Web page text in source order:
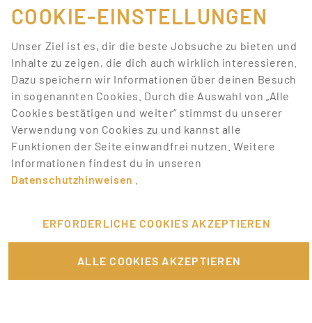
Jobs, die deinen
Suchkriterien
entsprechen.
Lass dich über neue Job-Chancen zu deiner Suche
mit Job-Alerts automatisch informieren!
JOB-ALERT ERSTELLEN
COOKIE-EINSTELLUNGEN
Unser Ziel ist es, dir die beste Jobsuche zu bieten und
Inhalte zu zeigen, die dich auch wirklich interessieren.
Dazu speichern wir Informationen über deinen Besuch
in sogenannten Cookies. Durch die Auswahl von „Alle
Cookies bestätigen und weiter“ stimmst du unserer
Verwendung von Cookies zu und kannst alle
Funktionen der Seite einwandfrei nutzen. Weitere
Informationen findest du in unseren
Datenschutzhinweisen
ERFORDERLICHE COOKIES AKZEPTIEREN
ALLE COOKIES AKZEPTIEREN